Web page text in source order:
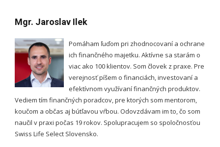
Mgr. Jaroslav Ilek
Pomáham ľuďom pri zhodnocovaní a ochrane
ich finančného majetku. Aktívne sa starám o
viac ako 100 klientov. Som človek z praxe. Pre
verejnosť píšem o financiách, investovaní a
efektívnom využívaní finančných produktov.
Vediem tím finančných poradcov, pre ktorých som mentorom,
koučom a občas aj bútľavou vŕbou. Odovzdávam im to, čo som
naučil v praxi počas 19 rokov. Spolupracujem so spoločnosťou
Swiss Life Select Slovensko.